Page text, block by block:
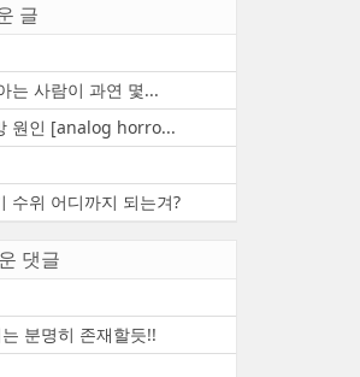
글
는 사람이 과연 몇...
원인 [analog horro...
수위 어디까지 되는겨?
댓글
분명히 존재할듯!!